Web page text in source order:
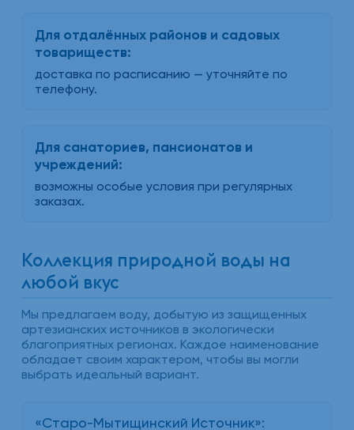
Для отдалённых районов и садовых
товариществ:
доставка по расписанию — уточняйте по
телефону.
Для санаториев, пансионатов и
учреждений:
возможны особые условия при регулярных
заказах.
Коллекция природной воды на
любой вкус
Мы предлагаем воду, добытую из защищенных
артезианских источников в экологически
благоприятных регионах. Каждое наименование
обладает своим характером, чтобы вы могли
выбрать идеальный вариант.
«Старо-Мытищинский Источник»: